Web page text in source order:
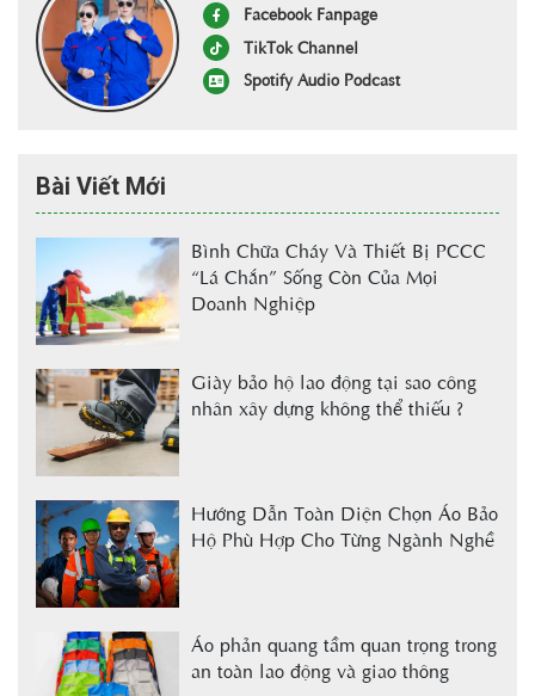
Facebook Fanpage
TikTok Channel
Spotify Audio Podcast
Bài Viết Mới
Bình Chữa Cháy Và Thiết Bị PCCC
“Lá Chắn” Sống Còn Của Mọi
Doanh Nghiệp
Giày bảo hộ lao động tại sao công
nhân xây dựng không thể thiếu ?
Hướng Dẫn Toàn Diện Chọn Áo Bảo
Hộ Phù Hợp Cho Từng Ngành Nghề
Áo phản quang tầm quan trọng trong
an toàn lao động và giao thông